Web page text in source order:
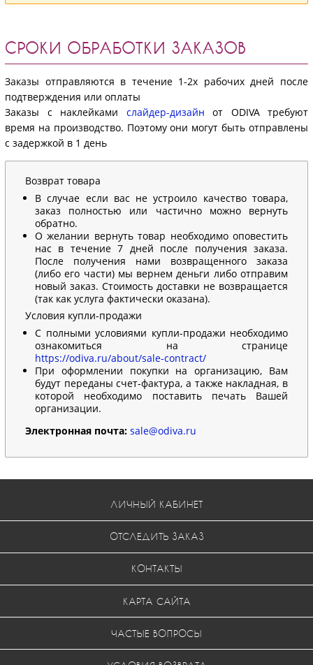
СРОКИ ОБРАБОТКИ ЗАКАЗОВ
Заказы отправляются в течение 1-2х рабочих дней после
подтверждения или оплаты
Заказы с наклейками слайдер-дизайн от ODIVA требуют
время на производство. Поэтому они могут быть отправлены
с задержкой в 1 день
Возврат товара
В случае если вас не устроило качество товара,
заказ полностью или частично можно вернуть
обратно.
О желании вернуть товар необходимо оповестить
нас в течение 7 дней после получения заказа.
После получения нами возвращенного заказа
(либо его части) мы вернем деньги либо отправим
новый заказ. Стоимость доставки не возвращается
(так как услуга фактически оказана).
Условия купли-продажи
С полными условиями купли-продажи необходимо
ознакомиться на странице
https://odiva.ru/about/sale-contract/
При оформлении покупки на организацию, Вам
будут переданы счет-фактура, а также накладная, в
которой необходимо поставить печать Вашей
организации.
Электронная почта: sale@odiva.ru
ЛИЧНЫЙ КАБИНЕТ
ОТСЛЕДИТЬ ЗАКАЗ
КОНТАКТЫ
КАРТА САЙТА
ЧАСТЫЕ ВОПРОСЫ